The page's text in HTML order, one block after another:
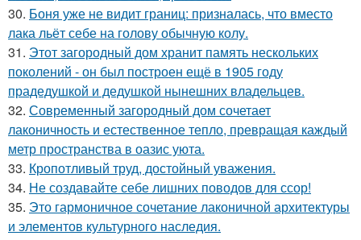
30. Боня уже не видит границ: призналась, что вместо
лака льёт себе на голову обычную колу.
31. Этот загородный дом хранит память нескольких
поколений - он был построен ещё в 1905 году
прадедушкой и дедушкой нынешних владельцев.
32. Современный загородный дом сочетает
лаконичность и естественное тепло, превращая каждый
метр пространства в оазис уюта.
33. Кропотливый труд, достойный уважения.
34. Не создавайте себе лишних поводов для ссор!
35. Это гармоничное сочетание лаконичной архитектуры
и элементов культурного наследия.